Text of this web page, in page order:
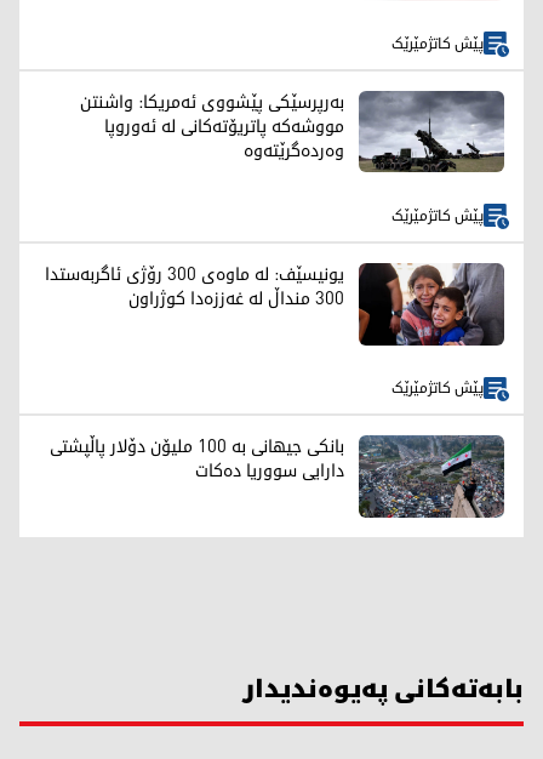
پێش کاتژمێرێک
بەرپرسێکی پێشووی ئەمریکا: واشنتن
مووشەکە پاتریۆتەکانی لە ئەوروپا
وەردەگرێتەوە
پێش کاتژمێرێک
یونیسێف: لە ماوەی 300 رۆژی ئاگربەستدا
300 منداڵ لە غەززەدا کوژراون
پێش کاتژمێرێک
بانکی جیهانی بە 100 ملیۆن دۆلار پاڵپشتی
دارایی سووریا دەکات
بابەتەکانی پەیوەندیدار